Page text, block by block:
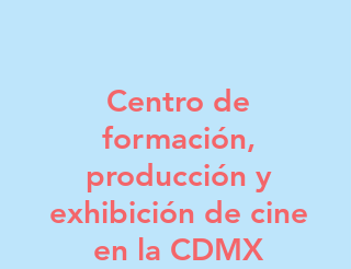
Centro de
formación,
producción y
exhibición de cine
en la CDMX